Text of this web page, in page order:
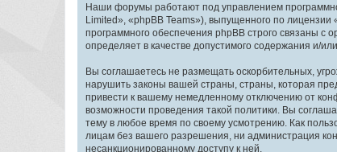
Наши форумы работают под управлением
Limited», «phpBB Teams»), выпущенного по лицензии
программного обеспечения phpBB строго связаны с
определяет в качестве допустимого содержания и/
Вы соглашаетесь не размещать оскорбительных,
нарушить законы вашей страны, страны, которая
привести к вашему немедленному отключению от
возможности проведения такой политики. Вы
тему в любое время по своему усмотрению. Как
лицам без вашего разрешения, ни администрация
несанкционированному доступу к ней.